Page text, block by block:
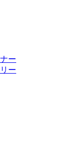
ー
ー